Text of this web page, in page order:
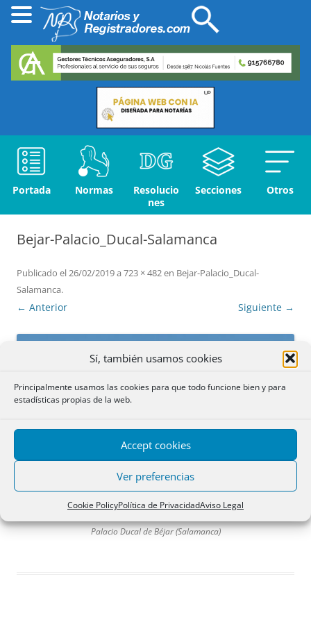
Sí, también usamos cookies
Principalmente usamos las cookies para que todo funcione bien y para
estadísticas propias de la web.
Accept cookies
Ver preferencias
Cookie PolicyPolítica de PrivacidadAviso Legal
Portada Normas
Resolucio
nes
Secciones Otros
Bejar-Palacio_Ducal-Salamanca
Publicado el26/02/2019a 723 × 482en Bejar-Palacio_Ducal-
Salamanca.
← Anterior Siguiente →
Palacio Ducal de Béjar (Salamanca)